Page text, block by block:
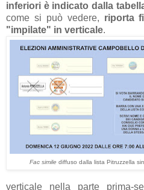
inferiori è indicato dalla
come si può vedere, riporta
"impilate" in verticale.
Fac simile diffuso dalla lista Pitruzzella
verticale nella parte prima-